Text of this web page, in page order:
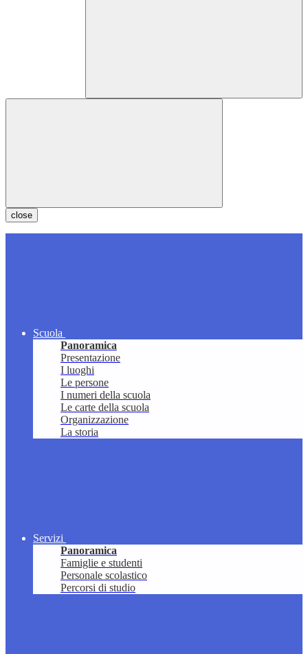
close
Scuola
Panoramica
Presentazione
I luoghi
Le persone
I numeri della scuola
Le carte della scuola
Organizzazione
La storia
Servizi
Panoramica
Famiglie e studenti
Personale scolastico
Percorsi di studio